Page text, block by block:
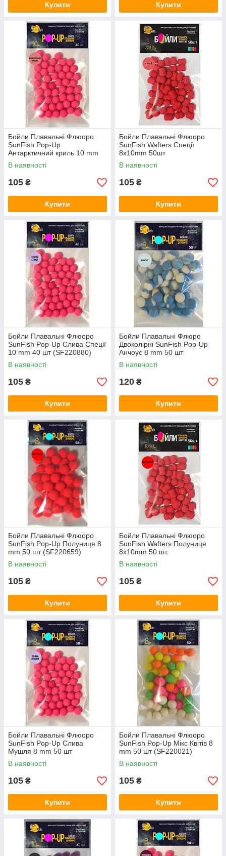
Купити Купити
Бойли Плавальні Флюоро
SunFish Pop-Up
Антарктичний криль 10 mm
40 шт (SF220027)
В наявності
105 ₴
Купити
Бойли Плавальні Флюоро
SunFish Wafters Спеції
8x10mm 50шт
В наявності
105 ₴
Купити
Бойли Плавальні Флюоро
SunFish Pop-Up Слива Спеції
10 mm 40 шт (SF220880)
В наявності
105 ₴
Купити
Бойли Плавальні Флюро
Двоколірні SunFish Pop-Up
Анчоус 8 mm 50 шт
(SF220815)
В наявності
120 ₴
Купити
Бойли Плавальні Флюоро
SunFish Pop-Up Полуниця 8
mm 50 шт (SF220659)
В наявності
105 ₴
Купити
Бойли Плавальні Флюоро
SunFish Wafters Полуниця
8x10mm 50 шт.
В наявності
105 ₴
Купити
Бойли Плавальні Флюоро
SunFish Pop-Up Слива
Мушля 8 mm 50 шт
(SF220661)
В наявності
105 ₴
Купити
Бойли Плавальні Флюоро
SunFish Pop-Up Мікс Квітів 8
mm 50 шт (SF220021)
В наявності
105 ₴
Купити